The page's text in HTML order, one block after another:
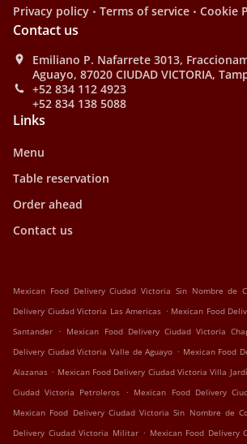
Privacy policy . Terms of service . Cookie
Contact us
Emiliano P. Nafarrete 3013,
Aguayo, 87020 CIUDAD VICTORIA,
+52 834 112 4923
+52 834 138 5088
Links
Menu
Table reservation
Order ahead
Contact us
Mexican Food Delivery Ciudad Victoria Sin Nombre de
Delivery Ciudad Victoria Las Americas . Mexican Food
Santander . Mexican Food Delivery Ciudad Victoria
Delivery Ciudad Victoria Valle de Aguayo . Mexican Food
Alazanas . Mexican Food Delivery Ciudad Victoria Villa
Ciudad Victoria Petroleros . Mexican Food Delivery
Mexican Food Delivery Ciudad Victoria Sin Nombre de
Delivery Ciudad Victoria Militar . Mexican Food Delivery